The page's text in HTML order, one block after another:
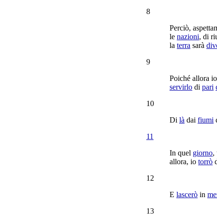
8
Perciò,
le nazioni, di
la terra sarà
9
Poiché allora
servirlo di pari
10
Di là dai fiumi
11
In quel giorno,
allora, io torrò
12
E lascerò in
13